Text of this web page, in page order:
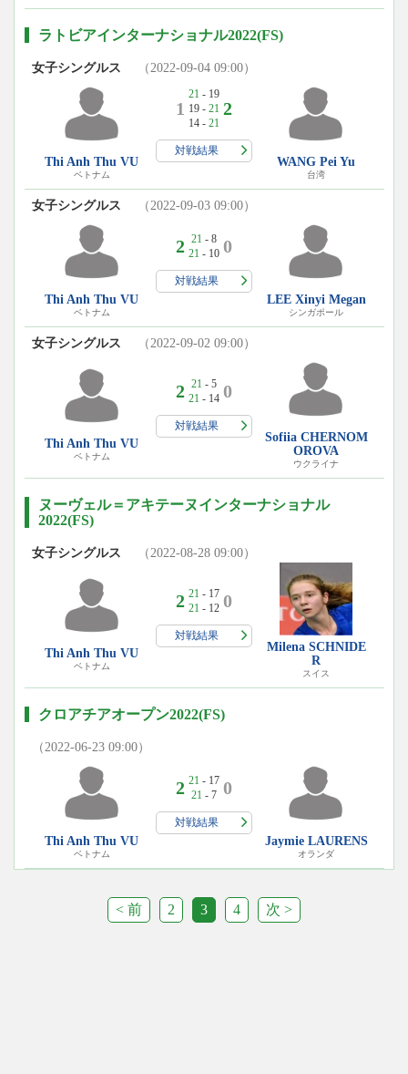
ラトビアインターナショナル2022(FS)
女子シングルス （2022-09-04 09:00）
Thi Anh Thu VU
ベトナム
1
21 - 19
19 - 21
14 - 21
2
対戦結果
WANG Pei Yu
台湾
女子シングルス （2022-09-03 09:00）
Thi Anh Thu VU
ベトナム
2 21 - 8
21 - 10 0
対戦結果
LEE Xinyi Megan
シンガポール
女子シングルス （2022-09-02 09:00）
Thi Anh Thu VU
ベトナム
2 21 - 5
21 - 14 0
対戦結果
Sofiia CHERNOM
OROVA
ウクライナ
ヌーヴェル＝アキテーヌインターナショナル
2022(FS)
女子シングルス （2022-08-28 09:00）
Thi Anh Thu VU
ベトナム
2 21 - 17
21 - 12 0
対戦結果
Milena SCHNIDE
R
スイス
クロアチアオープン2022(FS)
（2022-06-23 09:00）
Thi Anh Thu VU
ベトナム
2 21 - 17
21 - 7 0
対戦結果
Jaymie LAURENS
オランダ
< 前 2 3 4 次 >